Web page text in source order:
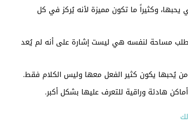
يحبها، وكثيراً ما تكون مميزة لأنه يُركز في كل
طلب مساحة لنفسه هي ليست إشارة على أنه لم يُعد
من يُحبها يكون كثير الفعل معها وليس الكلام فقط.
هادئة وراقية للتعرف عليها بشكل أكبر.